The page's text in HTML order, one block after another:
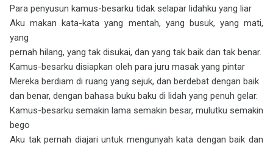
Para penyusun kamus-besarku tidak selapar lidahku yang liar
Aku makan kata-kata yang mentah, yang busuk, yang mati,
yang
pernah hilang, yang tak disukai, dan yang tak baik dan tak benar.
Kamus-besarku disiapkan oleh para juru masak yang pintar
Mereka berdiam di ruang yang sejuk, dan berdebat dengan baik
dan benar, dengan bahasa buku baku di lidah yang penuh gelar.
Kamus-besarku semakin lama semakin besar, mulutku semakin
bego
Aku tak pernah diajari untuk mengunyah kata dengan baik dan